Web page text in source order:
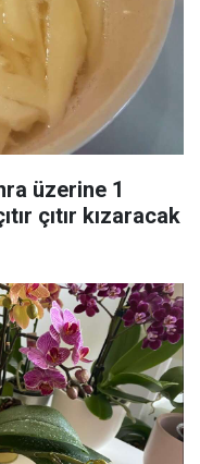
üzerine 1
çıtır kızaracak